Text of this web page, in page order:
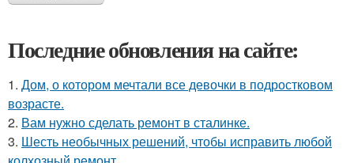
Последние обновления на сайте:
1. Дом, о котором мечтали все девочки в подростковом
возрасте.
2. Вам нужно сделать ремонт в сталинке.
3. Шесть необычных решений, чтобы исправить любой